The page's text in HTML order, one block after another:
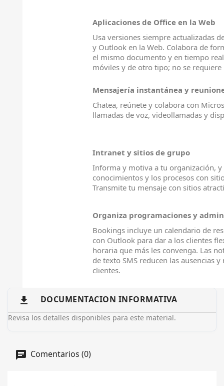
Aplicaciones de Office en la Web
Usa versiones siempre actualizadas
y Outlook en la Web. Colabora de
el mismo documento y en tiempo
móviles y de otro tipo; no se
Mensajería instantánea y
Chatea, reúnete y colabora con
llamadas de voz, videollamadas y
Intranet y sitios de grupo
Informa y motiva a tu organización,
conocimientos y los procesos con
Transmite tu mensaje con sitios
Organiza programaciones y
Bookings incluye un calendario de
con Outlook para dar a los clientes
horaria que más les convenga. Las
de texto SMS reducen las ausencias
clientes.
 DOCUMENTACION INFORMATIVA
Revisa los detalles disponibles para este material.
Comentarios (0)